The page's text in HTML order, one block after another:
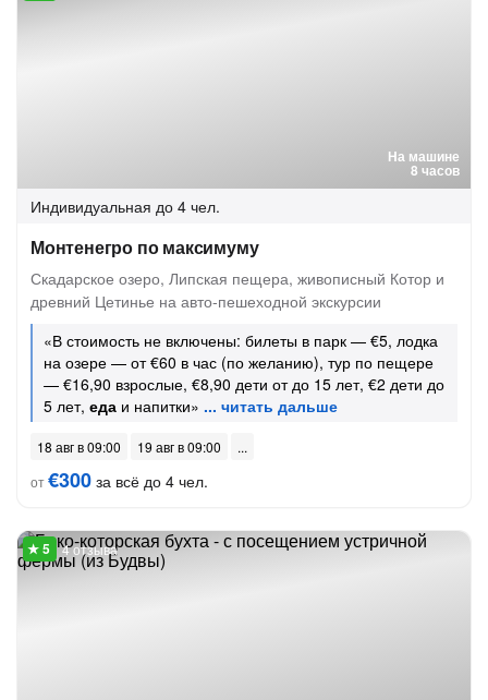
На машине
8 часов
Индивидуальная до 4 чел.
Монтенегро по максимуму
Скадарское озеро, Липская пещера, живописный Котор и
древний Цетинье на авто-пешеходной экскурсии
«В стоимость не включены: билеты в парк — €5, лодка
на озере — от €60 в час (по желанию), тур по пещере
— €16,90 взрослые, €8,90 дети от до 15 лет, €2 дети до
5 лет, еда и напитки»
18 авг в 09:00
19 авг в 09:00
от€300 за всё до 4 чел.
4 отзыва